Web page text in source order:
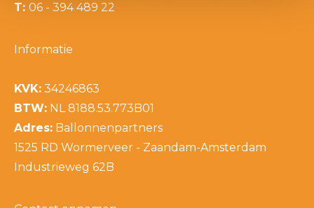
T: 06 - 394 489 22
Informatie
KVK: 34246863
BTW: NL 8188.53.773B01
Adres: Ballonnenpartners
1525 RD Wormerveer - Zaandam-Amsterdam
Industrieweg 62B